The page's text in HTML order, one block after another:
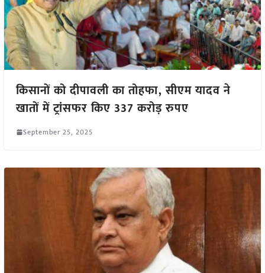
किसानों को दीपावली का तोहफा, सीएम यादव ने
खातों में ट्रांसफर किए 337 करोड़ रुपए
September 25, 2025